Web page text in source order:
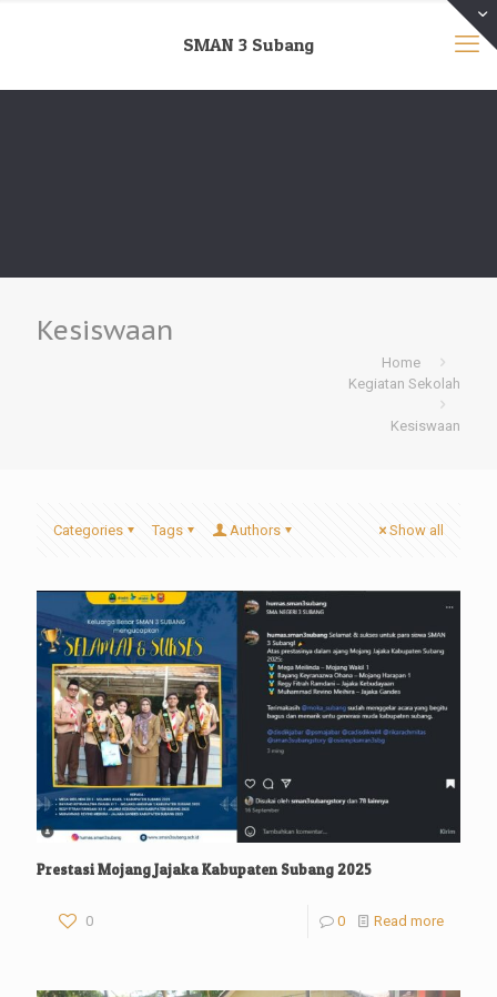
SMAN 3 Subang
Kesiswaan
Home
Kegiatan Sekolah
Kesiswaan
Categories Tags Authors Show all
Prestasi Mojang Jajaka Kabupaten Subang 2025
0 0 Read more